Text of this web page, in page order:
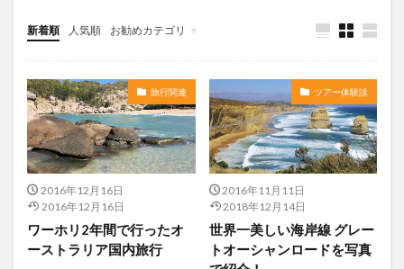
新着順 人気順 お勧めカテゴリ
未分類
旅行関連
2016年12月16日
2016年12月16日
ワーホリ2年間で行ったオ
ーストラリア国内旅行
ツアー体験談
2016年11月11日
2018年12月14日
世界一美しい海岸線 グレー
トオーシャンロードを写真